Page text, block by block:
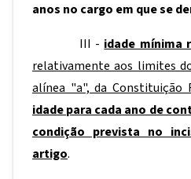
anos no cargo em que se
III - idade mínima
relativamente aos limites
alínea "a", da Constituição
idade para cada ano de
condição prevista no
artigo.